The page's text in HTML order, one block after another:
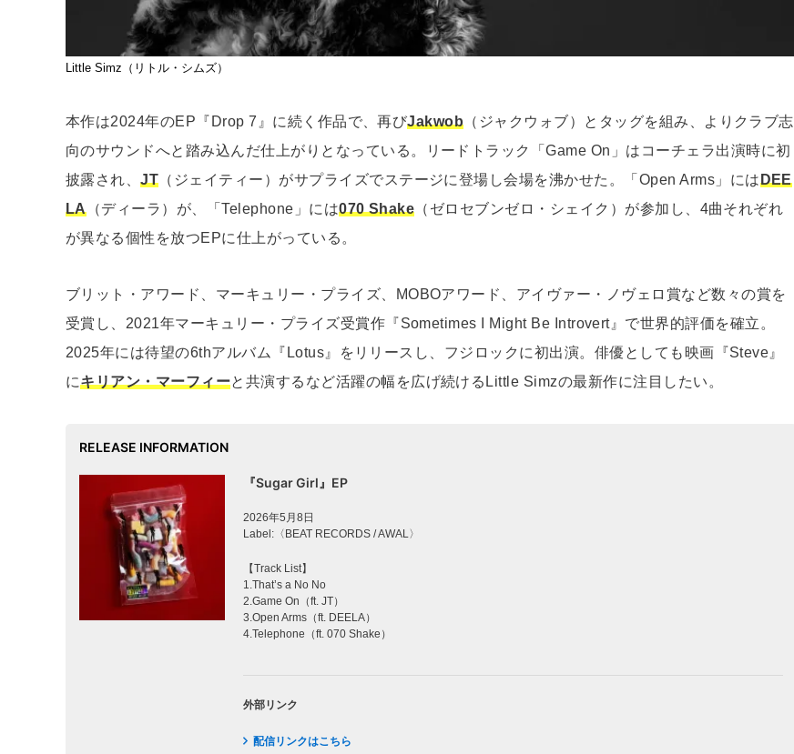
Little Simz（リトル・シムズ）
本作は2024年のEP『Drop 7』に続く作品で、再びJakwob （ジャクウォブ）とタッグを組み、よりクラブ志
向のサウンドへと踏み込んだ仕上がりとなっている。リードトラック「Game On」はコーチェラ出演時に初
披露され、JT （ジェイティー）がサプライズでステージに登場し会場を沸かせた。「Open Arms」にはDEE
LA（ディーラ）が、「Telephone」には070 Shake （ゼロセブンゼロ・シェイク）が参加し、4曲それぞれ
が異なる個性を放つEPに仕上がっている。
ブリット・アワード、マーキュリー・プライズ、MOBOアワード、アイヴァー・ノヴェロ賞など数々の賞を
受賞し、2021年マーキュリー・プライズ受賞作『Sometimes I Might Be Introvert』で世界的評価を確立。
2025年には待望の6thアルバム『Lotus』をリリースし、フジロックに初出演。俳優としても映画『Steve』
にキリアン・マーフィーと共演するなど活躍の幅を広げ続けるLittle Simzの最新作に注目したい。
RELEASE INFORMATION
『Sugar Girl』EP
2026年5月8日
Label:〈BEAT RECORDS / AWAL〉
【Track List】
1.That’s a No No
2.Game On（ft. JT）
3.Open Arms（ft. DEELA）
4.Telephone（ft. 070 Shake）
外部リンク
配信リンクはこちら